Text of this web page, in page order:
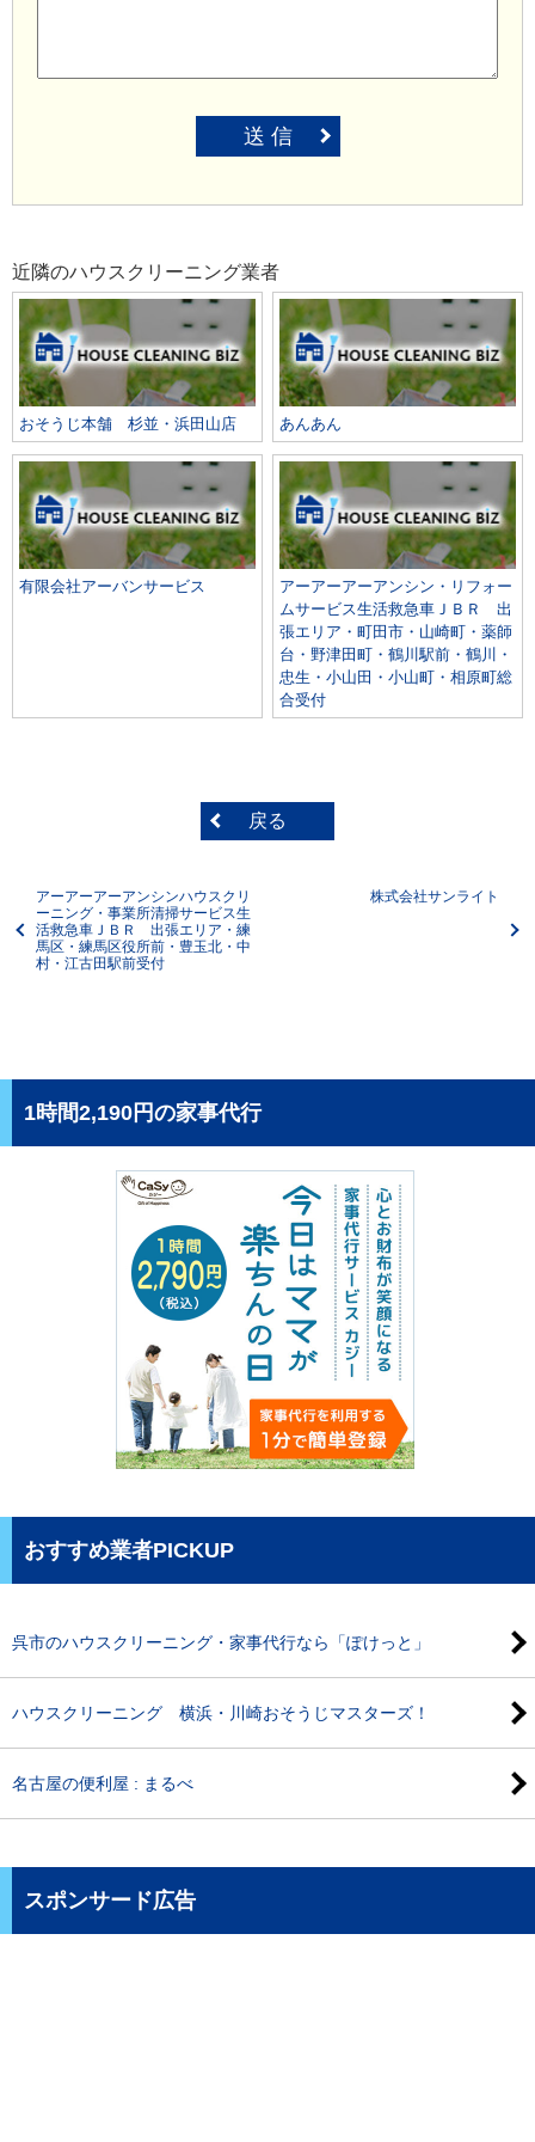
送 信
近隣のハウスクリーニング業者
おそうじ本舗 杉並・浜田山店 あんあん
有限会社アーバンサービス
アーアーアーアンシン・リフォー
ムサービス生活救急車ＪＢＲ 出
張エリア・町田市・山崎町・薬師
台・野津田町・鶴川駅前・鶴川・
忠生・小山田・小山町・相原町総
合受付
戻る
アーアーアーアンシンハウスクリ
ーニング・事業所清掃サービス生
活救急車ＪＢＲ 出張エリア・練
馬区・練馬区役所前・豊玉北・中
村・江古田駅前受付
株式会社サンライト
1時間2,190円の家事代行
おすすめ業者PICKUP
呉市のハウスクリーニング・家事代行なら「ぽけっと」
ハウスクリーニング 横浜・川崎おそうじマスターズ！
名古屋の便利屋 : まるべ
スポンサード広告